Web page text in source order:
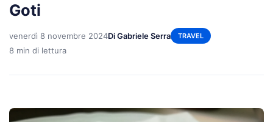
Goti
venerdì 8 novembre 2024Di Gabriele Serra TRAVEL
8 min di lettura